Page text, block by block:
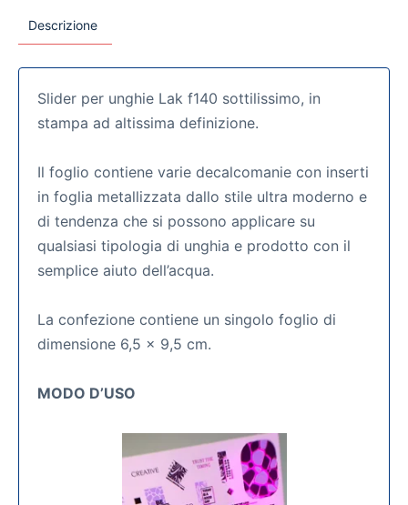
Descrizione
Slider per unghie Lak f140 sottilissimo, in
stampa ad altissima definizione.
Il foglio contiene varie decalcomanie con inserti
in foglia metallizzata dallo stile ultra moderno e
di tendenza che si possono applicare su
qualsiasi tipologia di unghia e prodotto con il
semplice aiuto dell’acqua.
La confezione contiene un singolo foglio di
dimensione 6,5 x 9,5 cm.
MODO D’USO